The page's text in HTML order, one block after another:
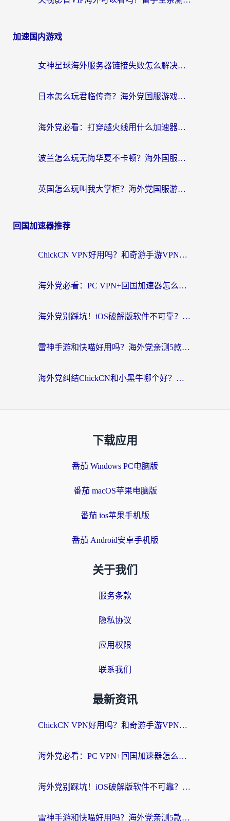
加速国内游戏
女神星球海外服务器链接失败怎么解决？海外党国服游戏加速避坑指南
日本怎么玩君临传奇？海外党国服游戏加速避坑指南（附菲律宾欧洲玩家实测）
海外党必看：打穿越火线用什么加速器？解决延迟卡顿，还能玩奇妙拼图世界和第五人格
波兰怎么玩无悔华夏不卡顿？海外国服游戏加速器终极指南（附征途2萤火突击解决方案）
英国怎么玩叫我大掌柜？海外党国服游戏加速避坑指南（附实测推荐）
回国加速器推荐
ChickCN VPN好用吗？和奇游手游VPN对比哪个回国效果更好？海外党亲测实用指南
海外党必看：PC VPN+回国加速器怎么选？无缝访问国内资源全攻略
海外党别踩坑！iOS破解版软件不可靠？教你选对回国加速器无缝看国内资源
雷神手游和快喵好用吗？海外党亲测5款回国加速器，附斧牛Bling对比+微信视频号解决办法
海外党纠结ChickCN和小黑牛哪个好？一篇帮你选对回国加速器的实用指南
下载应用
番茄 Windows PC电脑版
番茄 macOS苹果电脑版
番茄 ios苹果手机版
番茄 Android安卓手机版
关于我们
服务条款
隐私协议
应用权限
联系我们
最新资讯
ChickCN VPN好用吗？和奇游手游VPN对比哪个回国效果更好？海外党亲测实用指南
海外党必看：PC VPN+回国加速器怎么选？无缝访问国内资源全攻略
海外党别踩坑！iOS破解版软件不可靠？教你选对回国加速器无缝看国内资源
雷神手游和快喵好用吗？海外党亲测5款回国加速器，附斧牛Bling对比+微信视频号解决办法